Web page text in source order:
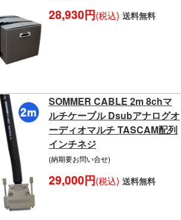
28,930円(税込) 送料無料
SOMMER CABLE 2m 8chマ
ルチケーブル Dsubアナログオ
ーディオマルチ TASCAM配列
インチネジ
(納期要お問い合せ)
29,000円(税込) 送料無料